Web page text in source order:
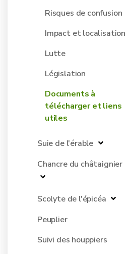
Risques de confusion
Impact et localisation
Lutte
Législation
Documents à
télécharger et liens
utiles
Suie de l'érable
Chancre du châtaignier
Scolyte de l'épicéa
Peuplier
Suivi des houppiers